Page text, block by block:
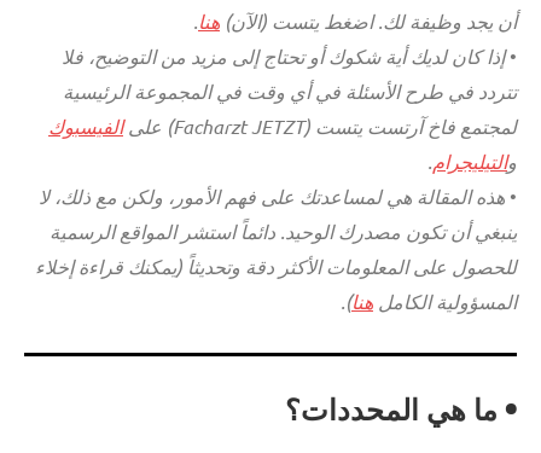
أن يجد وظيفة لك. اضغط يتست (الآن) هنا.
•إذا كان لديك أية شكوك أو تحتاج إلى مزيد من التوضيح، فلا
تتردد في طرح الأسئلة في أي وقت في المجموعة الرئيسية
لمجتمع فاخ آرتست يتست (Facharzt JETZT) على
الفيسبوك
والتيليجرام.
• هذه المقالة هي لمساعدتك على فهم الأمور، ولكن مع ذلك، لا
ينبغي أن تكون مصدرك الوحيد. دائماً استشر المواقع الرسمية
للحصول على المعلومات الأكثر دقة وتحديثاً (يمكنك قراءة إخلاء
المسؤولية الكامل هنا).
• ما هي المحددات؟